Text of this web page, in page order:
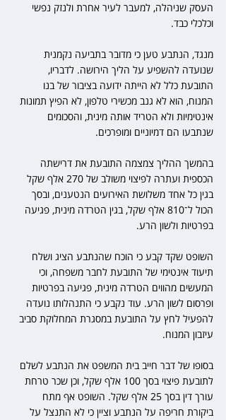
העסק שניהלה, למעבר לעיר אחרת ולנזק נפשי
וכלכלי כבד.
מנגד, הנתבע טען כי מדובר בתביעה נקמנית
שנועדה להשפיע על הליך הירושה. לדבריו,
התובעת כלל לא הייתה ידועה בציבור של בנו
המנוח, הוא לא גנב מכשירי טלפון, לא הפיץ תמונות
אינטימיות ולא הטריד אותה מינית, והסכומים
שנתבעו הם דמיוניים ומופרכים.
בהמשך ההליך צמצמה התובעת את דרישתה
הכספית ועתרה לפיצוי משולב של 270 אלף שקל
בגין כל אחד משלושת האירועים הנטענים, ובסך
הכול ל־810 אלף שקל, בגין הטרדה מינית, פגיעה
בפרטיות ולשון הרע.
השופט שקד קבע כי הוכח שהנתבע הציג ושלח
תיעוד אינטימי של התובעת לחבר משפחה, וכי
המעשים מהווים הטרדה מינית, פגיעה בפרטיות
ופרסום לשון הרע. עוד נקבע כי התנהלותו נועדה
להפעיל לחץ על התובעת במסגרת המחלוקת סביב
עיזבון המנוח.
בסופו של דבר חייב בית המשפט את הנתבע לשלם
לתובעת פיצוי בסך 100 אלף שקל, וכן שכר טרחת
עורך דין בסך 25 אלף שקל. השופט אף מתח
ביקורת חריפה על הנתבע וציין כי לא התנצל על